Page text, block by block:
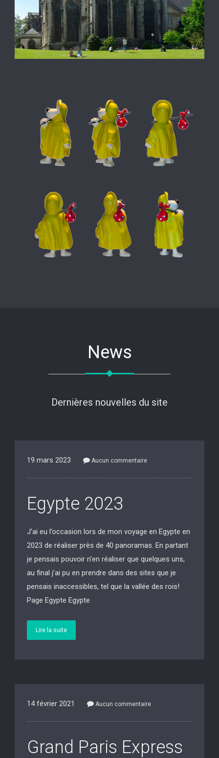
News
Dernières nouvelles du site
19 mars 2023 Aucun commentaire
Egypte 2023
J’ai eu l’occasion lors de mon voyage en Egypte en
2023 de réaliser près de 40 panoramas. En partant
je pensais pouvoir n’en réaliser que quelques uns,
au final j’ai pu en prendre dans des sites que je
pensais inaccessibles, tel que la vallée des rois!
Page Egypte Egypte
Lire la suite
14 février 2021 Aucun commentaire
Grand Paris Express